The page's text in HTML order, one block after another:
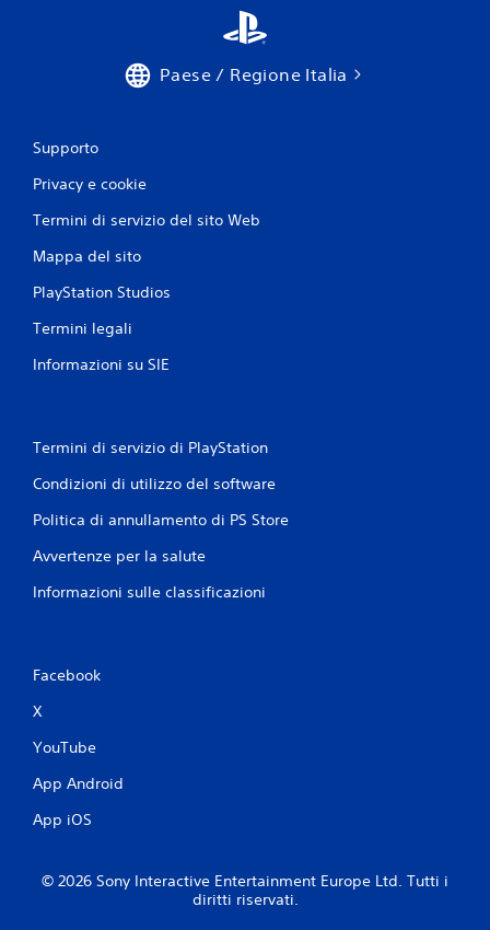
Paese / Regione Italia
Supporto
Privacy e cookie
Termini di servizio del sito Web
Mappa del sito
PlayStation Studios
Termini legali
Informazioni su SIE
Termini di servizio di PlayStation
Condizioni di utilizzo del software
Politica di annullamento di PS Store
Avvertenze per la salute
Informazioni sulle classificazioni
Facebook
X
YouTube
App Android
App iOS
© 2026 Sony Interactive Entertainment Europe Ltd. Tutti i
diritti riservati.